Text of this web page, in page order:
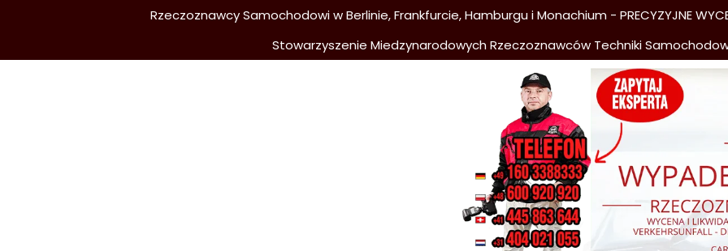
Rzeczoznawcy Samochodowi w Berlinie, Frankfurcie, Hamburgu i Monachium - PRECYZYJNE
Stowarzyszenie Miedzynarodowych Rzeczoznawców Techniki